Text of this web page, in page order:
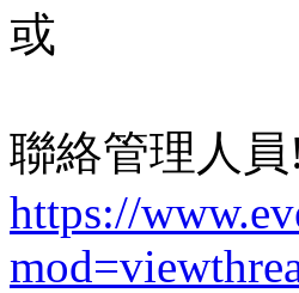
或
聯絡管理人員!
https://